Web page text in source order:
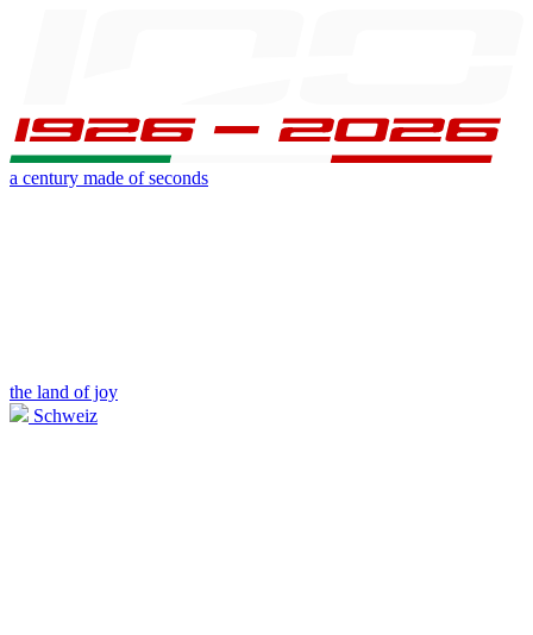
a century made of seconds
the land of joy
Schweiz